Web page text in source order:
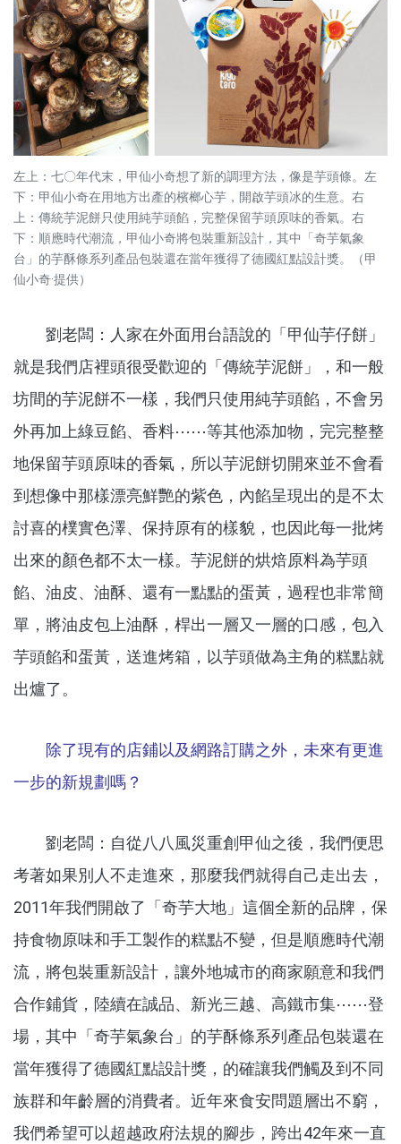
左上：七〇年代末，甲仙小奇想了新的調理方法，像是芋頭條。左
下：甲仙小奇在用地方出產的檳榔心芋，開啟芋頭冰的生意。右
上：傳統芋泥餅只使用純芋頭餡，完整保留芋頭原味的香氣。右
下：順應時代潮流，甲仙小奇將包裝重新設計，其中「奇芋氣象
台」的芋酥條系列產品包裝還在當年獲得了德國紅點設計獎。（甲
仙小奇·提供）
劉老闆：人家在外面用台語說的「甲仙芋仔餅」
就是我們店裡頭很受歡迎的「傳統芋泥餅」，和一般
坊間的芋泥餅不一樣，我們只使用純芋頭餡，不會另
外再加上綠豆餡、香料⋯⋯等其他添加物，完完整整
地保留芋頭原味的香氣，所以芋泥餅切開來並不會看
到想像中那樣漂亮鮮艷的紫色，內餡呈現出的是不太
討喜的樸實色澤、保持原有的樣貌，也因此每一批烤
出來的顏色都不太一樣。芋泥餅的烘焙原料為芋頭
餡、油皮、油酥、還有一點點的蛋黃，過程也非常簡
單，將油皮包上油酥，桿出一層又一層的口感，包入
芋頭餡和蛋黃，送進烤箱，以芋頭做為主角的糕點就
出爐了。
除了現有的店鋪以及網路訂購之外，未來有更進
一步的新規劃嗎？
劉老闆：自從八八風災重創甲仙之後，我們便思
考著如果別人不走進來，那麼我們就得自己走出去，
2011年我們開啟了「奇芋大地」這個全新的品牌，保
持食物原味和手工製作的糕點不變，但是順應時代潮
流，將包裝重新設計，讓外地城市的商家願意和我們
合作鋪貨，陸續在誠品、新光三越、高鐵市集⋯⋯登
場，其中「奇芋氣象台」的芋酥條系列產品包裝還在
當年獲得了德國紅點設計獎，的確讓我們觸及到不同
族群和年齡層的消費者。近年來食安問題層出不窮，
我們希望可以超越政府法規的腳步，跨出42年來一直